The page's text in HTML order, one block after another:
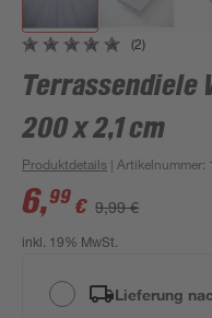
(2)
Terrassendiele
200 x 2,1 cm
Produktdetails | Artikelnummer:
6,99 € 9,99 €
inkl. 19% MwSt.
Lieferung